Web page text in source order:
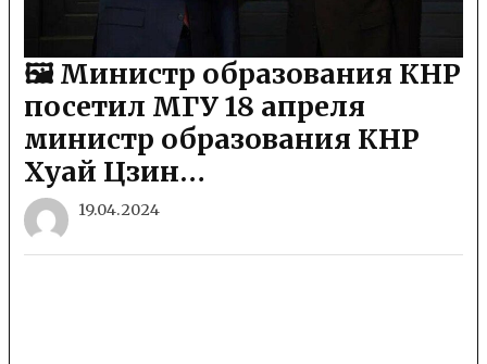
🖼 Министр образования КНР
посетил МГУ 18 апреля
министр образования КНР
Хуай Цзин…
19.04.2024